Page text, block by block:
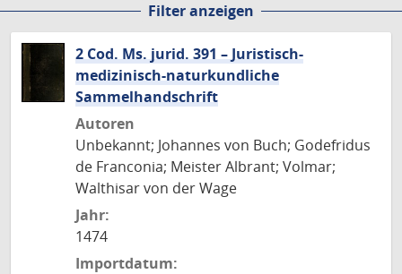
Filter anzeigen
2 Cod. Ms. jurid. 391 – Juristisch-
medizinisch-naturkundliche
Sammelhandschrift
Autoren
Unbekannt; Johannes von Buch; Godefridus
de Franconia; Meister Albrant; Volmar;
Walthisar von der Wage
Jahr:
1474
Importdatum: